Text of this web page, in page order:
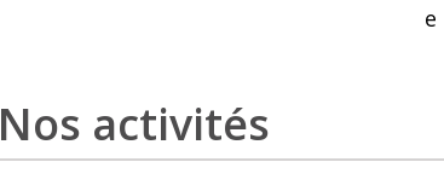
e
Nos activités